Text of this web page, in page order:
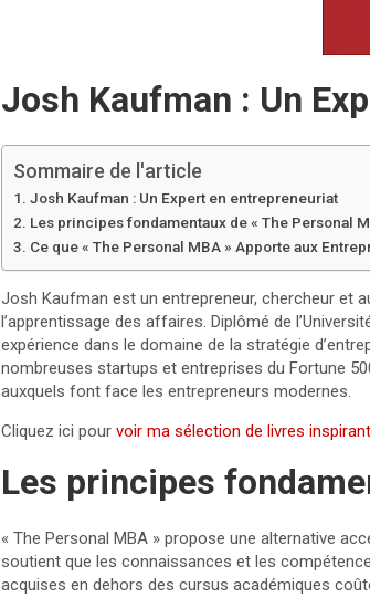
Josh Kaufman : Un
Sommaire de l'article
Josh Kaufman : Un Expert en entrepreneuriat
Les principes fondamentaux de « The Personal
Ce que « The Personal MBA » Apporte aux
Josh Kaufman est un entrepreneur, chercheur et
l’apprentissage des affaires. Diplômé de
expérience dans le domaine de la stratégie
nombreuses startups et entreprises du Fortune
auxquels font face les entrepreneurs modernes.
Cliquez ici pourvoir ma sélection de livres
Les principes
« The Personal MBA » propose une alternative
soutient que les connaissances et les
acquises en dehors des cursus académiques